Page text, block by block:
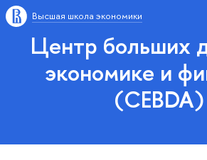
Высшая школа экономики
Центр больших
экономике и
(CEBDA)